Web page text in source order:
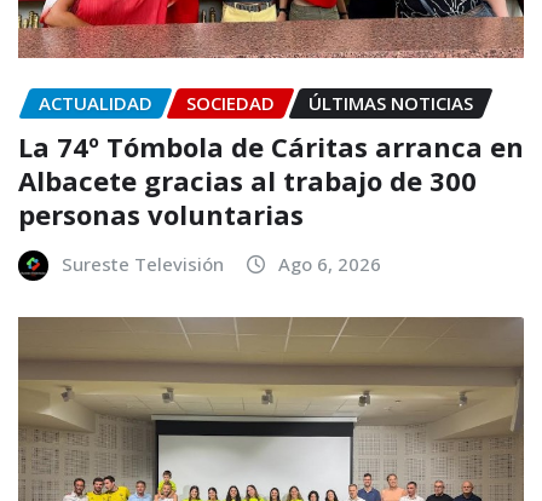
ACTUALIDAD SOCIEDAD ÚLTIMAS NOTICIAS
La 74º Tómbola de Cáritas arranca en
Albacete gracias al trabajo de 300
personas voluntarias
Sureste Televisión Ago 6, 2026